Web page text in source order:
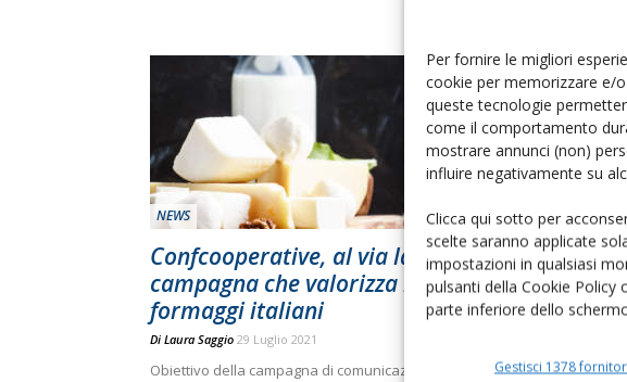
Per fornire le migliori
cookie per memorizzare e/
queste tecnologie
come il comportamento
mostrare annunci (non)
influire negativamente su
Clicca qui sotto per
scelte saranno applicate
impostazioni in qualsiasi
pulsanti della Cookie Policy
parte inferiore dello
Gestisci 1378
NEWS
Confcooperative, al via la
campagna che valorizza latte e
formaggi italiani
Di Laura Saggio 29 Luglio 2021
Obiettivo della campagna di comunicazione "Think
NEWS
Al via
Di Ildebrando
data dalla